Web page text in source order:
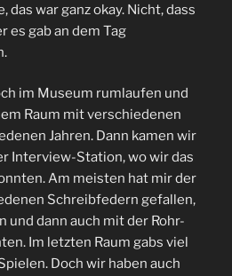
das war ganz okay. Nicht, dass
es gab an dem Tag
im Museum rumlaufen und
Raum mit verschiedenen
Jahren. Dann kamen wir
Interview-Station, wo wir das
Am meisten hat mir der
Schreibfedern gefallen,
und dann auch mit der Rohr-
Im letzten Raum gabs viel
Doch wir haben auch